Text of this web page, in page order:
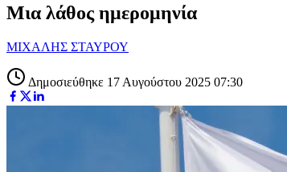
Μια λάθος ημερομηνία
ΜΙΧΑΛΗΣ ΣΤΑΥΡΟΥ
Δημοσιεύθηκε 17 Αυγούστου 2025 07:30